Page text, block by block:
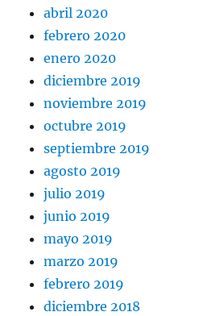
abril 2020
febrero 2020
enero 2020
diciembre 2019
noviembre 2019
octubre 2019
septiembre 2019
agosto 2019
julio 2019
junio 2019
mayo 2019
marzo 2019
febrero 2019
diciembre 2018